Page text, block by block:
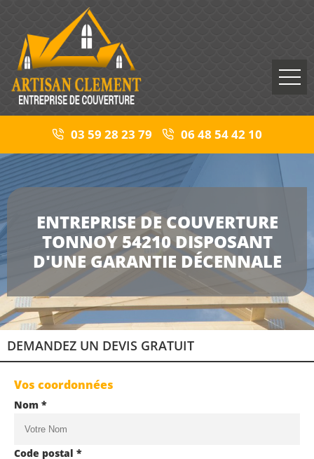
03 59 28 23 79 06 48 54 42 10
ENTREPRISE DE COUVERTURE
TONNOY 54210 DISPOSANT
D'UNE GARANTIE DÉCENNALE
DEMANDEZ UN DEVIS GRATUIT
Vos coordonnées
Nom *
Code postal *